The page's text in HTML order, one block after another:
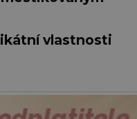
vlastnosti